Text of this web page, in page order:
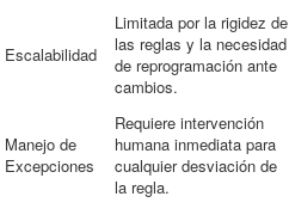
Escalabilidad
Limitada por la rigidez de
las reglas y la necesidad
de reprogramación ante
cambios.
Manejo de
Excepciones
Requiere intervención
humana inmediata para
cualquier desviación de
la regla.